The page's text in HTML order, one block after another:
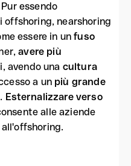
essendo
offshoring, nearshoring
essere in unfuso
avere più
avendo una cultura
a un più grande
Esternalizzare verso
alle aziende